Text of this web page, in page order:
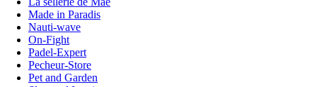
Made in Paradis
Nauti-wave
On-Fight
Padel-Expert
Pecheur-Store
Pet and Garden